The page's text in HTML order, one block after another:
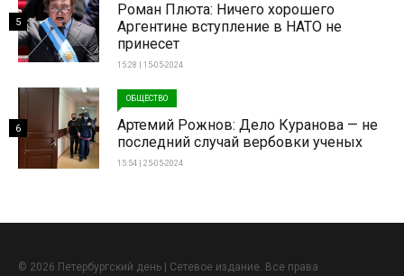
Роман Плюта: Ничего хорошего
Аргентине вступление в НАТО не
принесет
15:28 | 15-05-2024
5
ОБЩЕСТВО
Артемий Рожнов: Дело Куранова — не
последний случай вербовки ученых
15:54 | 25-05-2024
6
© 2026 Петербургский день | Сетевое издание. Все права